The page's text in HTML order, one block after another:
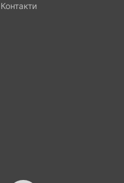
Контакти